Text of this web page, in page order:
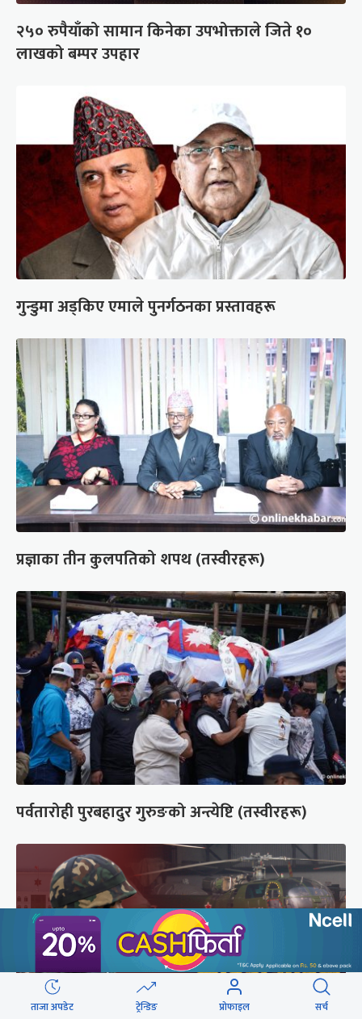
२५० रुपैयाँको सामान किनेका उपभोक्ताले जिते १०
लाखको बम्पर उपहार
गुन्डुमा अड्किए एमाले पुनर्गठनका प्रस्तावहरू
प्रज्ञाका तीन कुलपतिको शपथ (तस्वीरहरू)
पर्वतारोही पुरबहादुर गुरुङको अन्त्येष्टि (तस्वीरहरू)
ताजा अपडेट ट्रेन्डिङ प्रोफाइल सर्च